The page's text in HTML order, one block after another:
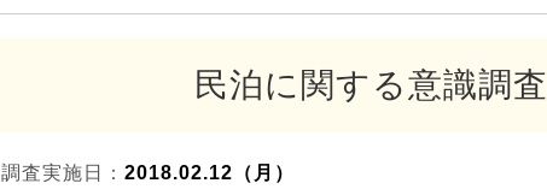
民泊に関する意識調査
調査実施日： 2018.02.12（月）